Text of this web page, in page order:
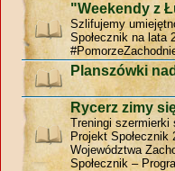
"Weekendy z
Szlifujemy
Społecznik na lata
Planszówki
Rycerz zimy
Treningi szermierki
Projekt
Województwa
Społecznik –